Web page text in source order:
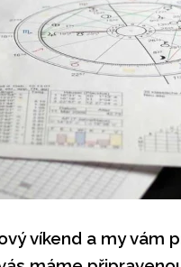
víkend a my vám